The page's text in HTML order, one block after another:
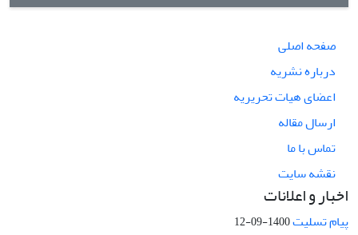
صفحه اصلی
درباره نشریه
اعضای هیات تحریریه
ارسال مقاله
تماس با ما
نقشه سایت
اخبار و اعلانات
پیام تسلیت1400-09-12